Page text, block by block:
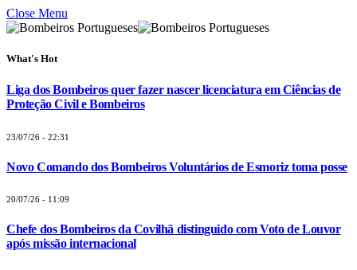
Close Menu
What's Hot
Liga dos Bombeiros quer fazer nascer licenciatura em Ciências de
Proteção Civil e Bombeiros
23/07/26 - 22:31
Novo Comando dos Bombeiros Voluntários de Esmoriz toma posse
20/07/26 - 11:09
Chefe dos Bombeiros da Covilhã distinguido com Voto de Louvor
após missão internacional